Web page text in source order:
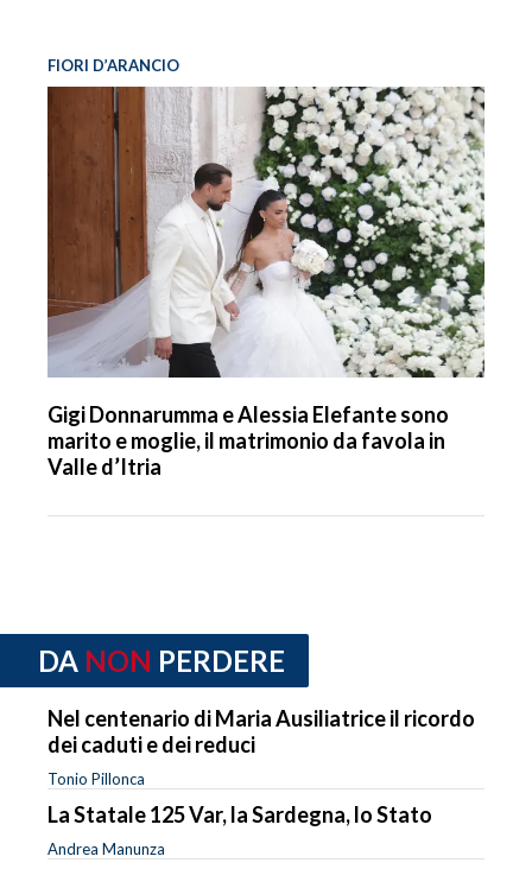
FIORI D’ARANCIO
Gigi Donnarumma e Alessia Elefante sono
marito e moglie, il matrimonio da favola in
Valle d’Itria
DA NON PERDERE
Nel centenario di Maria Ausiliatrice il ricordo
dei caduti e dei reduci
Tonio Pillonca
La Statale 125 Var, la Sardegna, lo Stato
Andrea Manunza